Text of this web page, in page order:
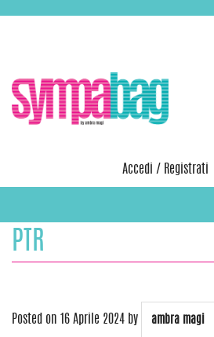
Accedi / Registrati
CAPPELLI INVERNALI DONNA
PTR
Posted on 16 Aprile 2024 by ambra magi